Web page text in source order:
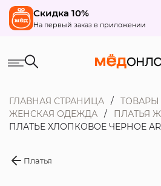
Скидка 10%
На первый заказ в приложении
ГЛАВНАЯ СТРАНИЦА ТОВАРЫ
ЖЕНСКАЯ ОДЕЖДА
ПЛАТЬЯ
ПЛАТЬЕ ХЛОПКОВОЕ ЧЕРНОЕ
Платья